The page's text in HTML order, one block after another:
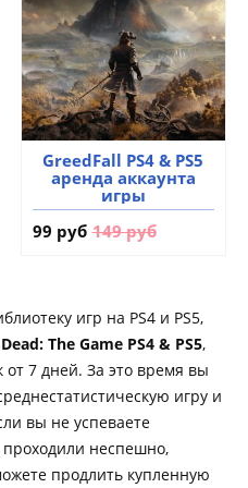
GreedFall PS4 & PS5
аренда аккаунта
игры
99 руб 149 руб
игр на PS4 и PS5,
The Game PS4 & PS5,
от 7 дней. За это время вы
игру и
вы не успеваете
неспешно,
продлить купленную